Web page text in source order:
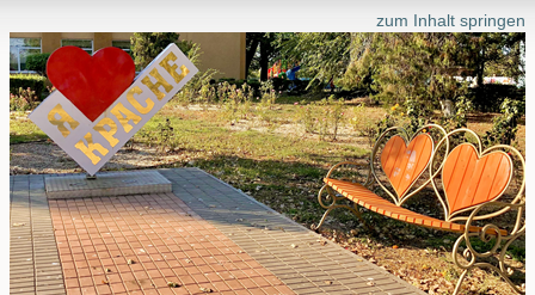
zum Inhalt springen